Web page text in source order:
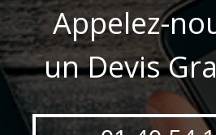
Appelez-
un Devis